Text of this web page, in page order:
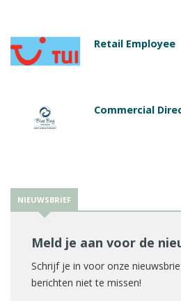
Retail Employee
Commercial
NIEUWSBRIEF
Meld je aan voor de
Schrijf je in voor onze
berichten niet te missen!